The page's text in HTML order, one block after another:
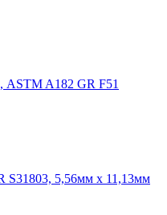
ASTM A182 GR F51
S31803, 5,56мм х 11,13мм